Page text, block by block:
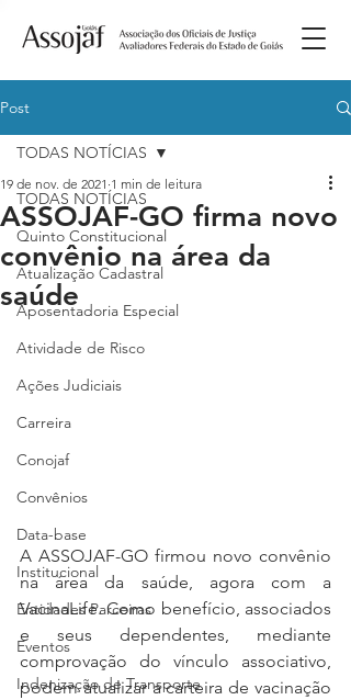
Post
TODAS NOTÍCIAS
Quinto Constitucional
Atualização Cadastral
Aposentadoria Especial
Atividade de Risco
Ações Judiciais
Carreira
Conojaf
Convênios
Data-base
Institucional
Entidades Parceiras
Eventos
Indenização de Transporte
TODAS NOTÍCIAS
ASSOJAF-GO firma novo
convênio na área da
saúde
19 de nov. de 2021 1 min de leitura
A ASSOJAF-GO firmou novo convênio
na área da saúde, agora com a
VacinaLife. Como benefício, associados
e seus dependentes, mediante
comprovação do vínculo associativo,
podem atualizar a carteira de vacinação